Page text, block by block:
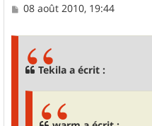
M
08 août 2010, 19:44
Tekila a écrit :